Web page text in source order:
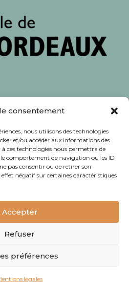
consentement
nous utilisons des technologies
et/ou accéder aux informations des
ces technologies nous permettra de
le comportement de navigation ou les ID
pas consentir ou de retirer son
négatif sur certaines caractéristiques
Accepter
Refuser
préférences
légales
corrections : habitants et
légales